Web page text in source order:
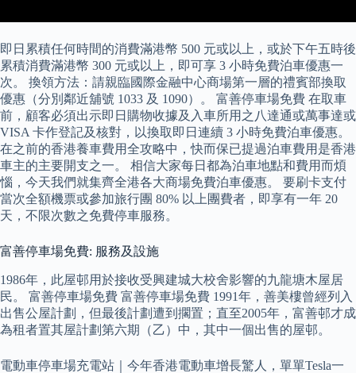
即日累積任何時間的消費滿港幣 500 元或以上，或於下午五時後
累積消費滿港幣 300 元或以上，即可享 3 小時免費泊車優惠一
次。 換領方法：請親臨國際金融中心商場第一層的禮賓部換取
優惠（分別鄰近舖號 1033 及 1090）。 富善停車場免費 在取車
前，顧客必須出示即日購物收據及入車所用之八達通或萬事達或
VISA 卡作登記及核對，以換取即日連續 3 小時免費泊車優惠。
在之前的香港養車費用全攻略中，快而保已提過泊車費用是香港
車主的主要開支之一。 相信大家每日都為泊車地點和費用而煩
惱，今天我們就集齊全港各大商場免費泊車優惠。 要刷卡支付
當次全額機票或參加旅行團 80% 以上團費者，即享有一年 20
天，不限次數之免費停車服務。
富善停車場免費: 服務及設施
1986年，此屋邨用於接收受興建城大校舍影響的九龍塘木屋居
民。 富善停車場免費 富善停車場免費 1991年，善美樓曾經列入
出售公屋計劃，但最後計劃遭到擱置；直至2005年，富善邨才成
為租者置其屋計劃第六期（乙）中，其中一個出售的屋邨。
電動車停車場充電站｜今年香港電動車增長驚人，單單Tesla一